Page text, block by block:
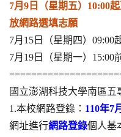
7月9日（星期五）10:00
放網路選填志願
7月15日（星期四）09:00
7月19日（星期一）15:00
國立澎湖科技大學南區五
1.本校網路登錄： 110年7
網址進行網路登錄個人基